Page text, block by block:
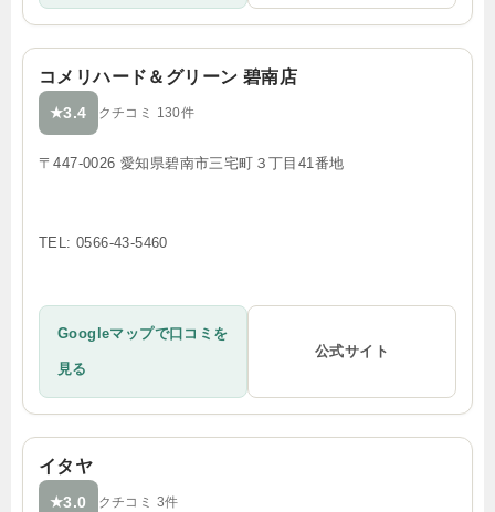
コメリハード＆グリーン 碧南店
★3.4 クチコミ 130件
〒447-0026 愛知県碧南市三宅町３丁目41番地
TEL: 0566-43-5460
Googleマップで口コミを
見る
公式サイト
イタヤ
★3.0 クチコミ 3件